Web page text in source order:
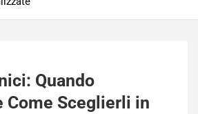
Quando
Come Sceglierli in